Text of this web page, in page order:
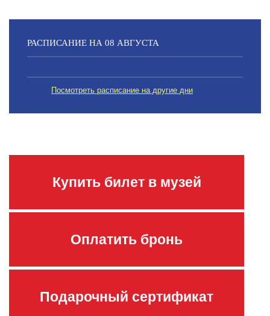
РАСПИСАНИЕ НА 08 АВГУСТА
Посмотреть расписание на другие дни
Купить билет в музей
Оплатить бронь
Подарочный сертификат